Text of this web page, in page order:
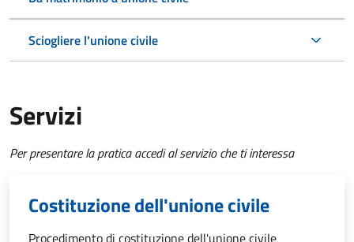
Sciogliere l'unione civile
Servizi
Per presentare la pratica accedi al servizio che ti interessa
Costituzione dell'unione civile
Procedimento di costituzione dell'unione civile